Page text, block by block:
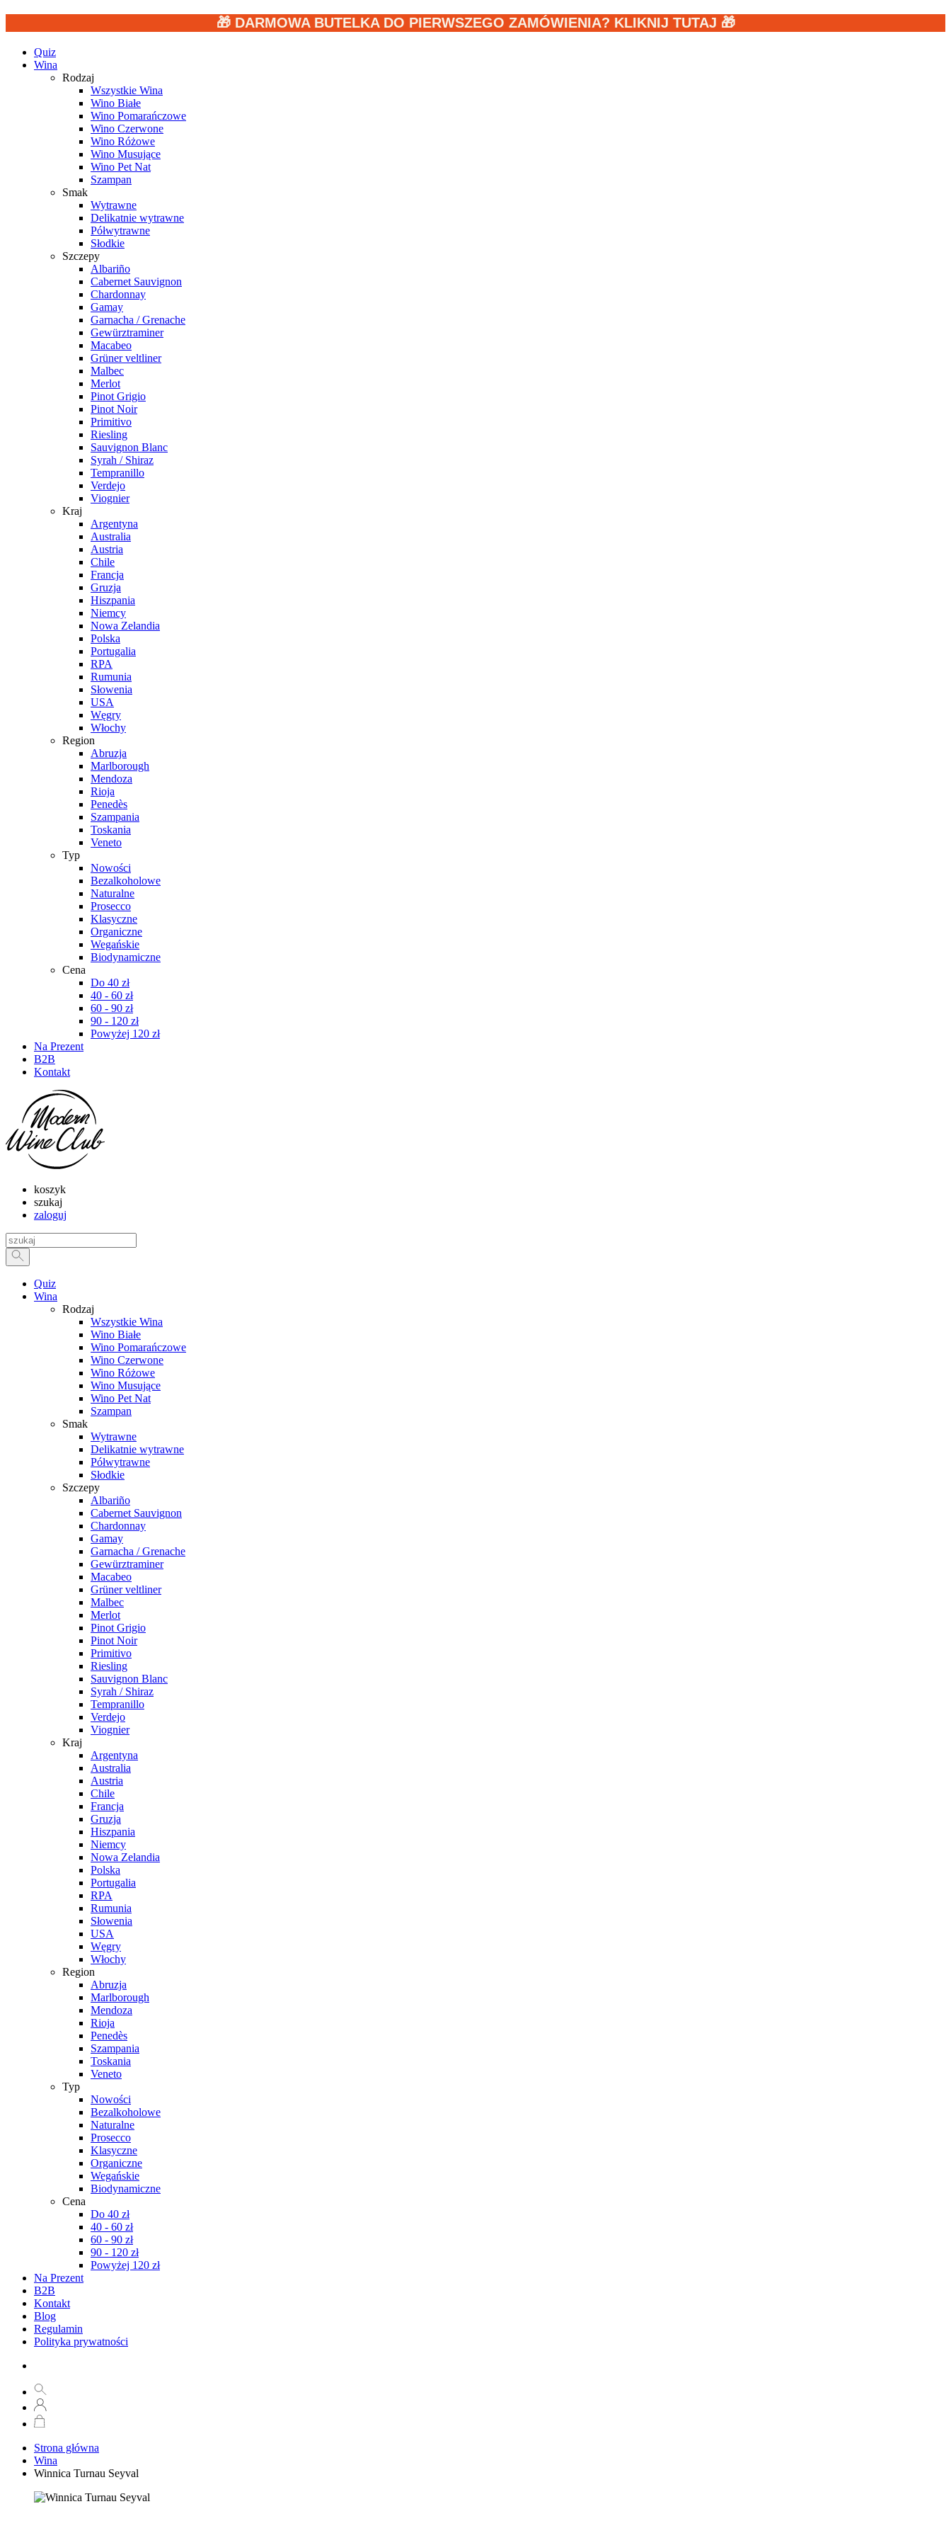
🎁 DARMOWA BUTELKA DO PIERWSZEGO ZAMÓWIENIA? KLIKNIJ TUTAJ 🎁
Quiz
Wina
Rodzaj
Wszystkie Wina
Wino Białe
Wino Pomarańczowe
Wino Czerwone
Wino Różowe
Wino Musujące
Wino Pet Nat
Szampan
Smak
Wytrawne
Delikatnie wytrawne
Półwytrawne
Słodkie
Szczepy
Albariño
Cabernet Sauvignon
Chardonnay
Gamay
Garnacha / Grenache
Gewürztraminer
Macabeo
Grüner veltliner
Malbec
Merlot
Pinot Grigio
Pinot Noir
Primitivo
Riesling
Sauvignon Blanc
Syrah / Shiraz
Tempranillo
Verdejo
Viognier
Kraj
Argentyna
Australia
Austria
Chile
Francja
Gruzja
Hiszpania
Niemcy
Nowa Zelandia
Polska
Portugalia
RPA
Rumunia
Słowenia
USA
Węgry
Włochy
Region
Abruzja
Marlborough
Mendoza
Rioja
Penedès
Szampania
Toskania
Veneto
Typ
Nowości
Bezalkoholowe
Naturalne
Prosecco
Klasyczne
Organiczne
Wegańskie
Biodynamiczne
Cena
Do 40 zł
40 - 60 zł
60 - 90 zł
90 - 120 zł
Powyżej 120 zł
Na Prezent
B2B
Kontakt
koszyk
szukaj
zaloguj
Quiz
Wina
Rodzaj
Wszystkie Wina
Wino Białe
Wino Pomarańczowe
Wino Czerwone
Wino Różowe
Wino Musujące
Wino Pet Nat
Szampan
Smak
Wytrawne
Delikatnie wytrawne
Półwytrawne
Słodkie
Szczepy
Albariño
Cabernet Sauvignon
Chardonnay
Gamay
Garnacha / Grenache
Gewürztraminer
Macabeo
Grüner veltliner
Malbec
Merlot
Pinot Grigio
Pinot Noir
Primitivo
Riesling
Sauvignon Blanc
Syrah / Shiraz
Tempranillo
Verdejo
Viognier
Kraj
Argentyna
Australia
Austria
Chile
Francja
Gruzja
Hiszpania
Niemcy
Nowa Zelandia
Polska
Portugalia
RPA
Rumunia
Słowenia
USA
Węgry
Włochy
Region
Abruzja
Marlborough
Mendoza
Rioja
Penedès
Szampania
Toskania
Veneto
Typ
Nowości
Bezalkoholowe
Naturalne
Prosecco
Klasyczne
Organiczne
Wegańskie
Biodynamiczne
Cena
Do 40 zł
40 - 60 zł
60 - 90 zł
90 - 120 zł
Powyżej 120 zł
Na Prezent
B2B
Kontakt
Blog
Regulamin
Polityka prywatności
Strona główna
Wina
Winnica Turnau Seyval